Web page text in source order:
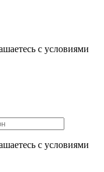
с условиями
с условиями